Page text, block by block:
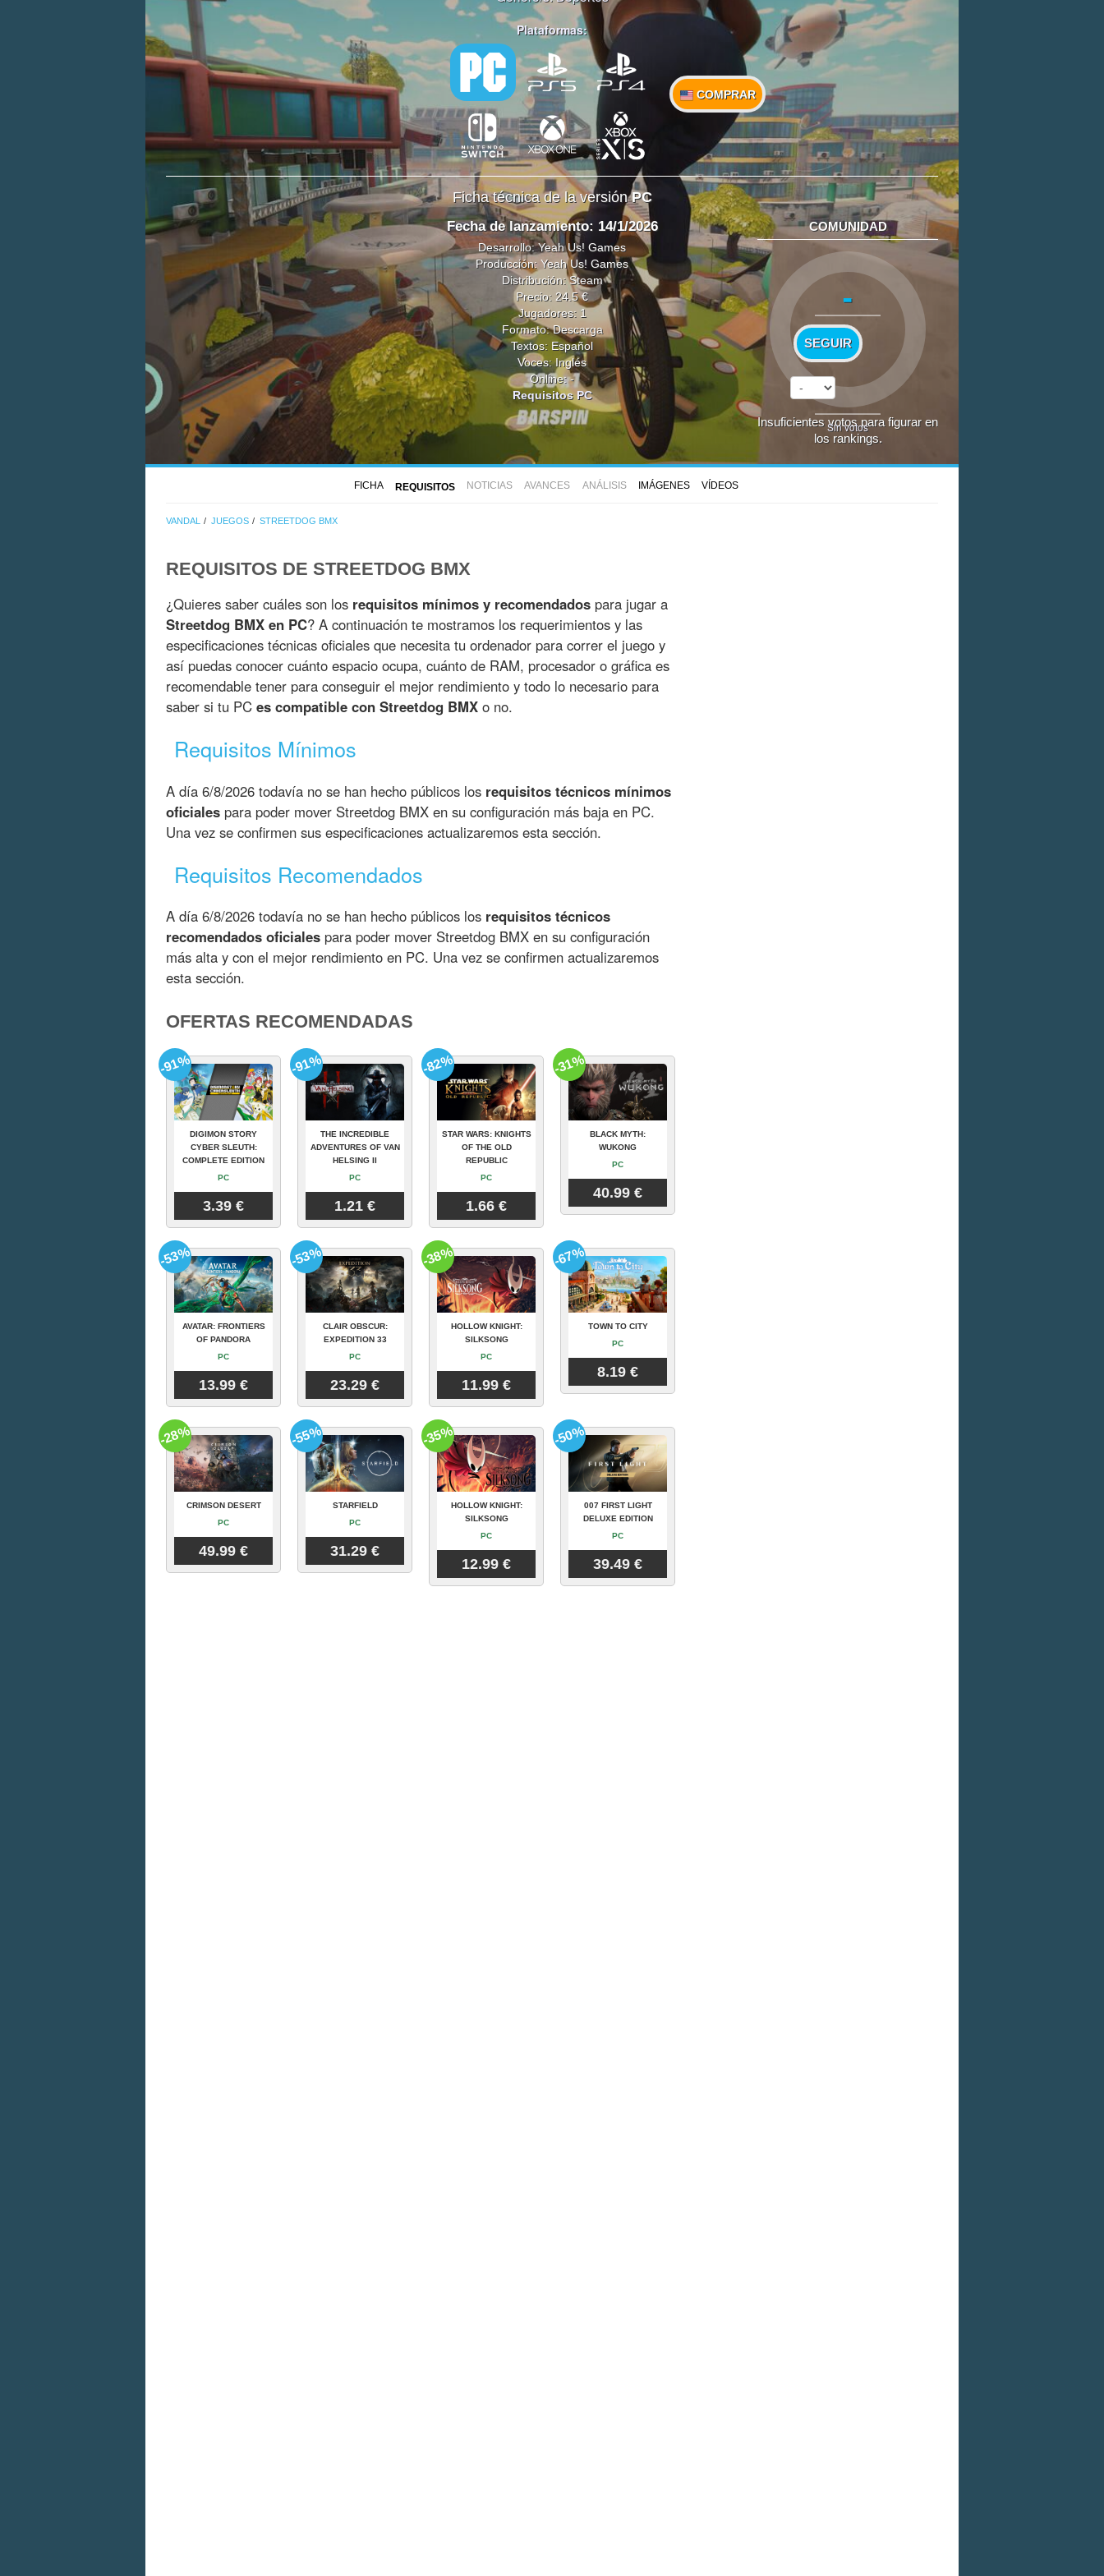
Plataformas:
COMPRAR
Ficha técnica de la versiónPC
Fecha de lanzamiento: 14/1/2026
Desarrollo: Yeah Us! Games
Producción: Yeah Us! Games
Distribución: Steam
Precio: 24.5 €
Jugadores: 1
Formato: Descarga
Textos: Español
Voces: Inglés
Online: -
Requisitos PC
COMUNIDAD
-
SEGUIR
Sin votos
Insuficientes votos para figurar en
los rankings.
FICHA REQUISITOS NOTICIAS AVANCES ANÁLISIS IMÁGENES VÍDEOS
VANDAL JUEGOS STREETDOG BMX
REQUISITOS DE STREETDOG BMX
¿Quieres saber cuáles son los requisitos mínimos y recomendados para jugar a
Streetdog BMX en PC? A continuación te mostramos los requerimientos y las
especificaciones técnicas oficiales que necesita tu ordenador para correr el juego y
así puedas conocer cuánto espacio ocupa, cuánto de RAM, procesador o gráfica es
recomendable tener para conseguir el mejor rendimiento y todo lo necesario para
saber si tu PC es compatible con Streetdog BMX o no.
Requisitos Mínimos
A día 6/8/2026 todavía no se han hecho públicos los requisitos técnicos mínimos
oficiales para poder mover Streetdog BMX en su configuración más baja en PC.
Una vez se confirmen sus especificaciones actualizaremos esta sección.
Requisitos Recomendados
A día 6/8/2026 todavía no se han hecho públicos los requisitos técnicos
recomendados oficiales para poder mover Streetdog BMX en su configuración
más alta y con el mejor rendimiento en PC. Una vez se confirmen actualizaremos
esta sección.
OFERTAS RECOMENDADAS
DIGIMON STORY
CYBER SLEUTH:
COMPLETE EDITION
PC
3.39 €
-91%
THE INCREDIBLE
ADVENTURES OF VAN
HELSING II
PC
1.21 €
-91%
STAR WARS: KNIGHTS
OF THE OLD
REPUBLIC
PC
1.66 €
-82%
BLACK MYTH:
WUKONG
PC
40.99 €
-31%
AVATAR: FRONTIERS
OF PANDORA
PC
13.99 €
-53%
CLAIR OBSCUR:
EXPEDITION 33
PC
23.29 €
-53%
HOLLOW KNIGHT:
SILKSONG
PC
11.99 €
-38%
TOWN TO CITY
PC
8.19 €
-67%
CRIMSON DESERT
PC
49.99 €
-28%
STARFIELD
PC
31.29 €
-55%
HOLLOW KNIGHT:
SILKSONG
PC
12.99 €
-35%
007 FIRST LIGHT
DELUXE EDITION
PC
39.49 €
-50%